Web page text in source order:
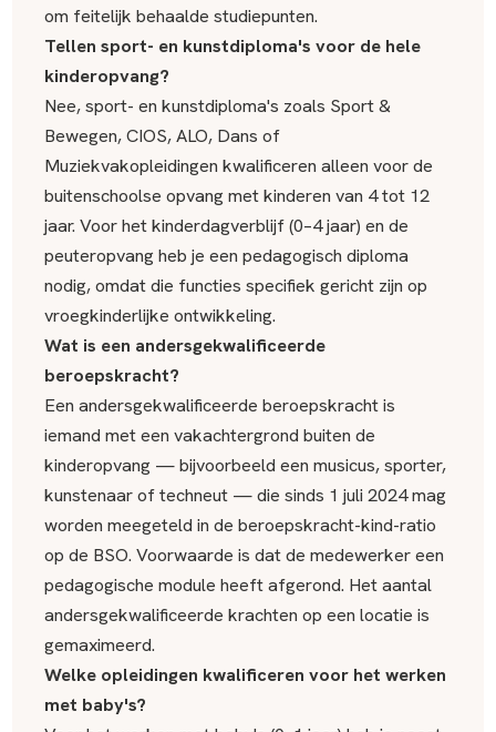
om feitelijk behaalde studiepunten.
Tellen sport- en kunstdiploma's voor de hele
kinderopvang?
Nee, sport- en kunstdiploma's zoals Sport &
Bewegen, CIOS, ALO, Dans of
Muziekvakopleidingen kwalificeren alleen voor de
buitenschoolse opvang met kinderen van 4 tot 12
jaar. Voor het kinderdagverblijf (0–4 jaar) en de
peuteropvang heb je een pedagogisch diploma
nodig, omdat die functies specifiek gericht zijn op
vroegkinderlijke ontwikkeling.
Wat is een andersgekwalificeerde
beroepskracht?
Een andersgekwalificeerde beroepskracht is
iemand met een vakachtergrond buiten de
kinderopvang — bijvoorbeeld een musicus, sporter,
kunstenaar of techneut — die sinds 1 juli 2024 mag
worden meegeteld in de beroepskracht-kind-ratio
op de BSO. Voorwaarde is dat de medewerker een
pedagogische module heeft afgerond. Het aantal
andersgekwalificeerde krachten op een locatie is
gemaximeerd.
Welke opleidingen kwalificeren voor het werken
met baby's?